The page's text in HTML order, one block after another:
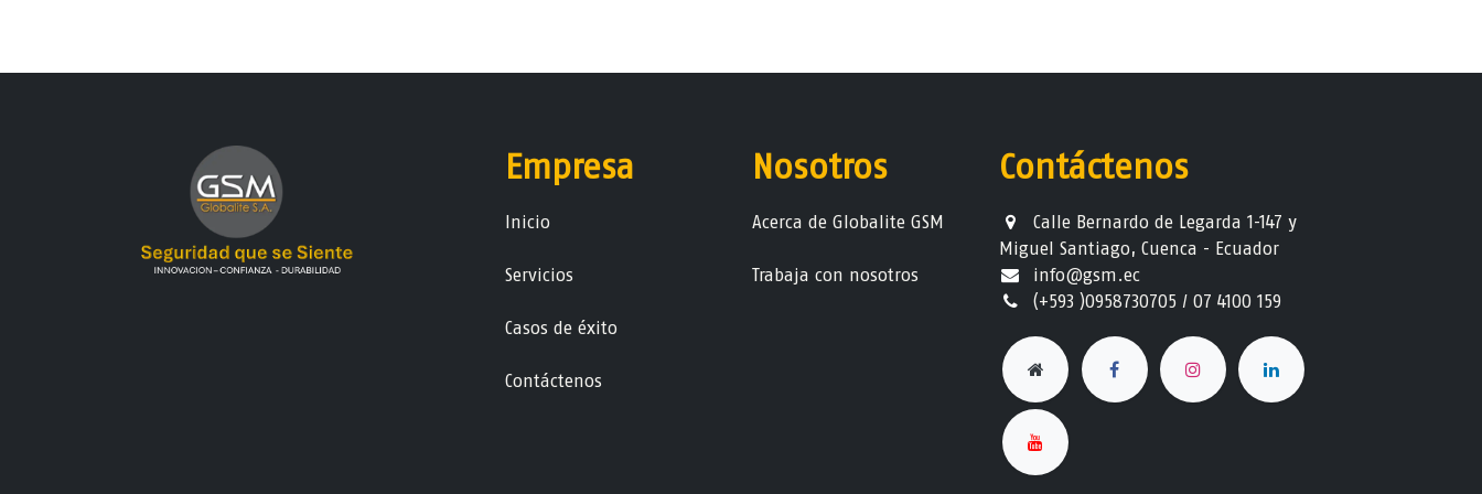
Contáctenos
Calle Bernardo de Legarda 1-147 y
Miguel Santiago, Cuenca - Ecuador
info@gsm.ec​
(+593 )0958730705 / 07 4100 159
Empresa
Ini​ci​o
Servicios
Casos de éxito
Contáctenos
Nosotros
Acerca de Globalite GSM
Trabaja con nosotros